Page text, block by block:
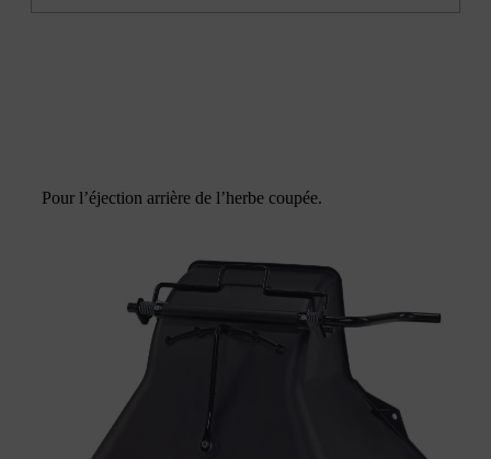
Pour l’éjection arrière de l’herbe coupée.